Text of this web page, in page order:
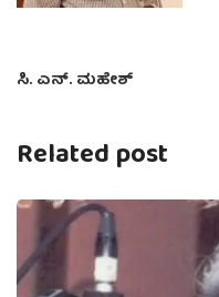
ಸಿ. ಎನ್. ಮಹೇಶ್
Related post